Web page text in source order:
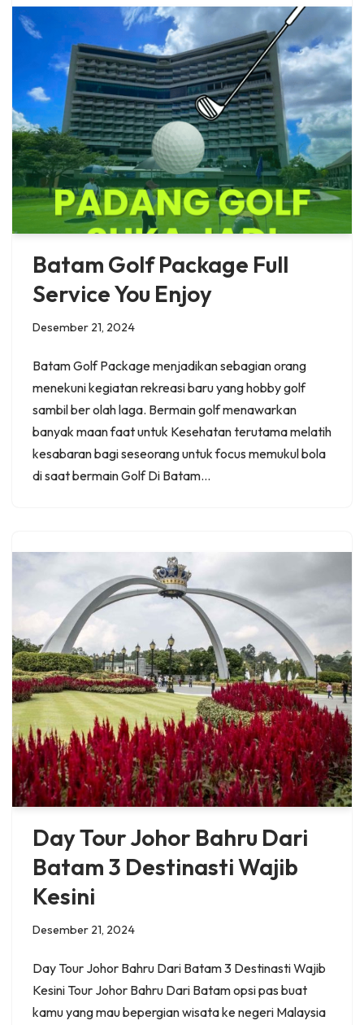
Batam Golf Package Full
Service You Enjoy
Desember 21, 2024
Batam Golf Package menjadikan sebagian orang
menekuni kegiatan rekreasi baru yang hobby golf
sambil ber olah laga. Bermain golf menawarkan
banyak maan faat untuk Kesehatan terutama melatih
kesabaran bagi seseorang untuk focus memukul bola
di saat bermain Golf Di Batam…
Day Tour Johor Bahru Dari
Batam 3 Destinasti Wajib
Kesini
Desember 21, 2024
Day Tour Johor Bahru Dari Batam 3 Destinasti Wajib
Kesini Tour Johor Bahru Dari Batam opsi pas buat
kamu yang mau bepergian wisata ke negeri Malaysia